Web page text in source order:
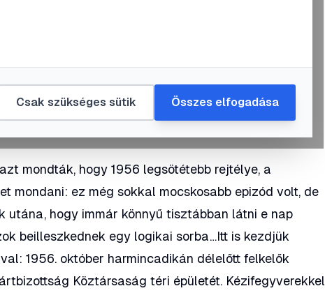
tér – A
támadás
mondták, hogy 1956 legsötétebb rejtélye, a
mondani: ez még sokkal mocskosabb epizód volt, de
utána, hogy immár könnyű tisztábban látni e nap
beilleszkednek egy logikai sorba…Itt is kezdjük
1956. október harmincadikán délelőtt felkelők
Köztársaság téri épületét. Kézifegyverekkel
Csak szükséges sütik Összes elfogadása